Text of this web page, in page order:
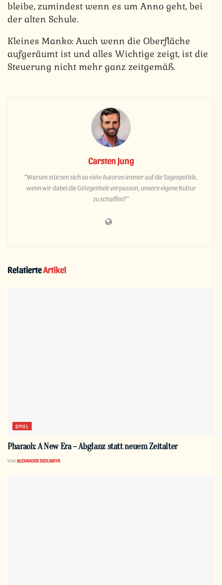
bleibe, zumindest wenn es um Anno geht, bei
der alten Schule.
Kleines Manko: Auch wenn die Oberfläche
aufgeräumt ist und alles Wichtige zeigt, ist die
Steuerung nicht mehr ganz zeitgemäß.
Carsten Jung
"Warum stürzen sich so viele Autoren immer auf die Tagespolitik,
wenn wir dabei die Gelegenheit verpassen, unsere eigene Kultur
zu schaffen?"
RelatierteArtikel
SPIEL
Pharaoh: A New Era – Abglanz statt neuem Zeitalter
VON ALEXANDER SEDLMAYR